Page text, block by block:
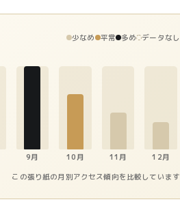
少なめ 平常 多め データなし
9月 10月 11月 12月
この張り紙の月別アクセス傾向を比較しています